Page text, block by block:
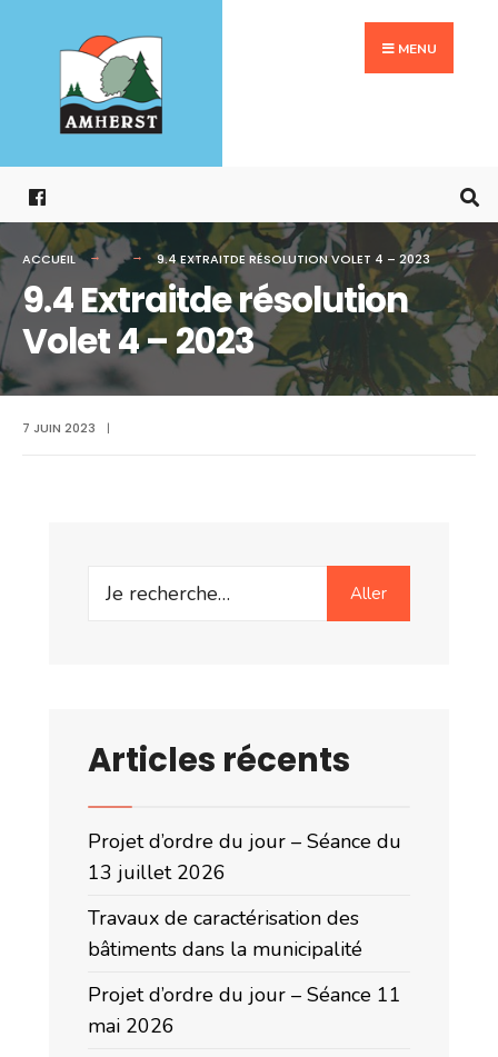
contenu
MENU
ACCUEIL 9.4 EXTRAITDE RÉSOLUTION VOLET 4 – 2023
9.4 Extraitde résolution
Volet 4 – 2023
7 JUIN 2023 |
Search
Aller
Articles récents
Projet d’ordre du jour – Séance du
13 juillet 2026
Travaux de caractérisation des
bâtiments dans la municipalité
Projet d’ordre du jour – Séance 11
mai 2026
for: